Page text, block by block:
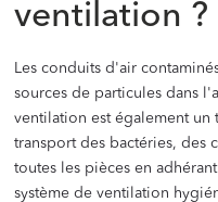
ventilation ?
Les conduits d'air
sources de particules dans
ventilation est également
transport des bactéries, des
toutes les pièces en
système de ventilation